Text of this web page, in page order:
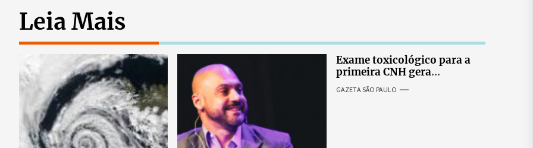
Leia Mais
Exame toxicológico para a
primeira CNH gera
denúncias de cortes
excessivos de cabelo e
GAZETA SÃO PAULO